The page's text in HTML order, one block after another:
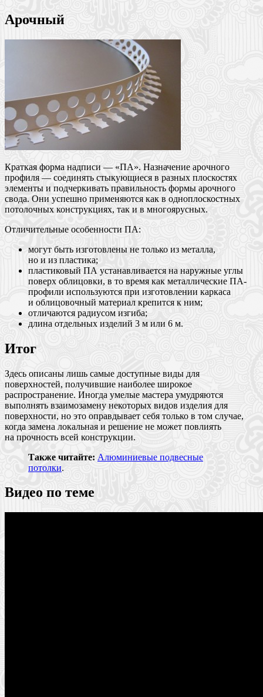
Арочный
Краткая форма надписи — «ПА». Назначение арочного
профиля — соединять стыкующиеся в разных плоскостях
элементы и подчеркивать правильность формы арочного
свода. Они успешно применяются как в одноплоскостных
потолочных конструкциях, так и в многоярусных.
Отличительные особенности ПА:
могут быть изготовлены не только из металла,
но и из пластика;
пластиковый ПА устанавливается на наружные углы
поверх облицовки, в то время как металлические ПА-
профили используются при изготовлении каркаса
и облицовочный материал крепится к ним;
отличаются радиусом изгиба;
длина отдельных изделий 3 м или 6 м.
Итог
Здесь описаны лишь самые доступные виды для
поверхностей, получившие наиболее широкое
распространение. Иногда умелые мастера умудряются
выполнять взаимозамену некоторых видов изделия для
поверхности, но это оправдывает себя только в том случае,
когда замена локальная и решение не может повлиять
на прочность всей конструкции.
Также читайте: Алюминиевые подвесные
потолки.
Видео по теме